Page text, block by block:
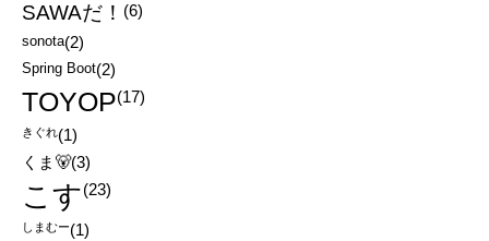
SAWAだ！ (6)
sonota(2)
Spring Boot(2)
TOYOP(17)
きぐれ(1)
くま🐻(3)
こす(23)
しまむー(1)